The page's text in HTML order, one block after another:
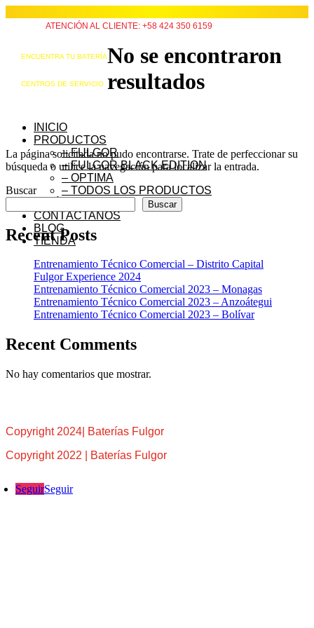
ATENCIÓN AL CLIENTE: +58 424 350 6159
ENCUENTRA TU BATERÍA
CENTROS DE SERVICIO
INICIO
PRODUCTOS
– FULGOR
– FULGOR BLACK EDITION
– OPTIMA
– TODOS LOS PRODUCTOS
CONTÁCTANOS
BLOG
TIENDA
No se encontraron
resultados
La página solicitada no pudo encontrarse. Trate de perfeccionar su
búsqueda o utilice la navegación para localizar la entrada.
Buscar
Buscar
Recent Posts
Entrenamiento Técnico Comercial – Distrito Capital
Fulgor Experience 2024
Entrenamiento Técnico Comercial 2023 – Monagas
Entrenamiento Técnico Comercial 2023 – Anzoátegui
Entrenamiento Técnico Comercial 2023 – Bolívar
Recent Comments
No hay comentarios que mostrar.
Copyright 2024| Baterías Fulgor
Copyright 2022 | Baterías Fulgor
SeguirSeguir